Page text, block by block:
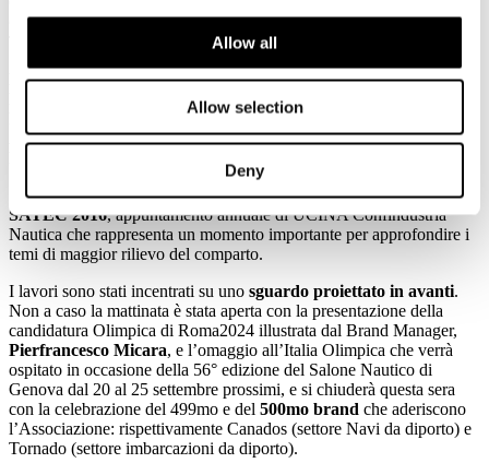
Allow all
Allow selection
Deny
GUARDARE AL FUTURO AL CENTRO DELLA
TRADIZIONALE GIORNATA DI STUDIO
BARETTA, MEF: SIAMO AL VOSTRO FIANCO
DEMARIA, GUARDIAMO AVANTI con fiducia
FESTEGGIANDO IL NOSTRO 500MO BRAND
ASSOCIATO
Si è tenuta questa mattina a Venezia laConvention UCINA
SATEC 2016, appuntamento annuale di UCINA Confindustria
Nautica che rappresenta un momento importante per approfondire i
temi di maggior rilievo del comparto.
I lavori sono stati incentrati su uno sguardo proiettato in avanti.
Non a caso la mattinata è stata aperta con la presentazione della
candidatura Olimpica di Roma2024 illustrata dal Brand Manager,
Pierfrancesco Micara, e l’omaggio all’Italia Olimpica che verrà
ospitato in occasione della 56° edizione del Salone Nautico di
Genova dal 20 al 25 settembre prossimi, e si chiuderà questa sera
con la celebrazione del 499mo e del 500mo brand che aderiscono
l’Associazione: rispettivamente Canados (settore Navi da diporto) e
Tornado (settore imbarcazioni da diporto).